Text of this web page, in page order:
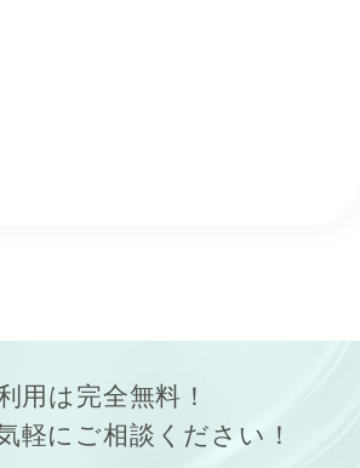
用は 完全無料！
軽にご相談ください！